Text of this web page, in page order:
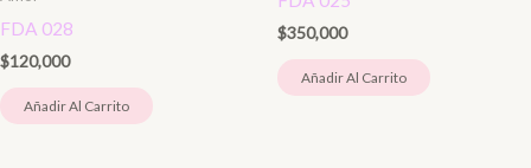
FDA 028
$120,000
Añadir Al Carrito
$350,000
Añadir Al Carrito